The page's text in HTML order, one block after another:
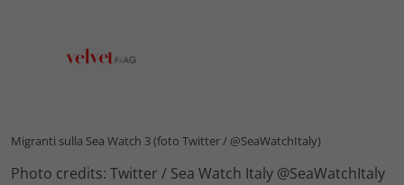
Migranti sulla Sea Watch 3 (foto Twitter / @SeaWatchItaly)
Photo credits: Twitter / Sea Watch Italy @SeaWatchItaly